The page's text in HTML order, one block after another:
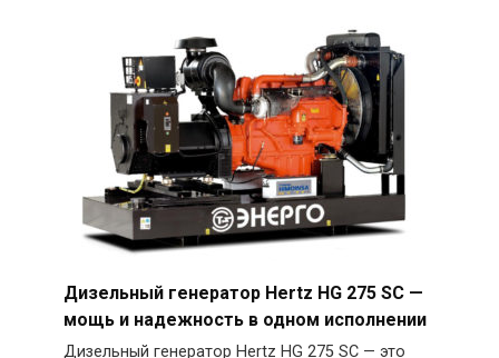
Дизельный генератор Hertz HG 275 SC —
мощь и надежность в одном исполнении
Дизельный генератор Hertz HG 275 SC — это